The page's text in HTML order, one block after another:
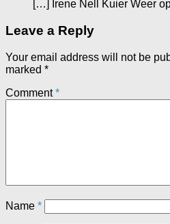
[…] Irene Nell Kuier Weer
Leave a Reply
Your email address will not be
marked *
Comment*
Name *